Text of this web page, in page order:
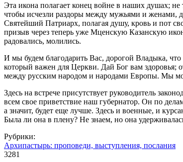
Эта икона полагает конец войне в наших душах;
чтобы исчезли раздоры между мужьями и
Святейший Патриарх, полагая душу, кровь и пот
призыв через теперь уже Мценскую Казанскую
радовались, молились.
И мы будем благодарить Вас, дорогой Владыка,
который важен для Церкви. Дай Бог вам здоровья;
между русским народом и народами Европы. Мы
Здесь на встрече присутствует руководитель
всем свое приветствие наш губернатор. Он по
а значит, будет еще лучше. Здесь и военные, и
Была ли она в плену? Не знаем, но она
Рубрики:
Архипастырь: проповеди, выступления, послания
3281